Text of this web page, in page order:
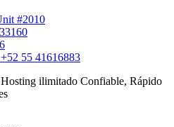
#2010
55 41616883
ilimitado Confiable, Rápido